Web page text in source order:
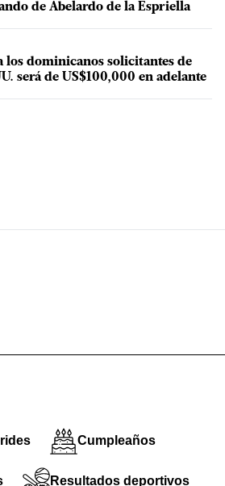
de Abelardo de la Espriella
los dominicanos solicitantes de
será de US$100,000 en adelante
Cumpleaños
Resultados deportivos